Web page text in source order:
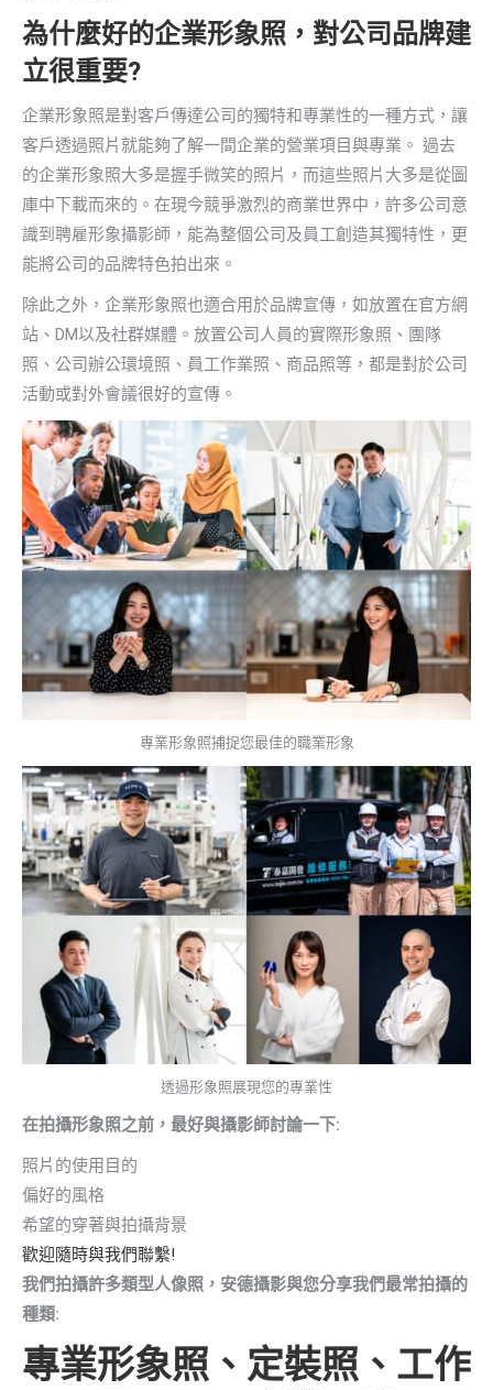
為什麼好的企業形象照，對公司品牌建
立很重要?
企業形象照是對客戶傳達公司的獨特和專業性的一種方式，讓
客戶透過照片就能夠了解一間企業的營業項目與專業。 過去
的企業形象照大多是握手微笑的照片，而這些照片大多是從圖
庫中下載而來的。在現今競爭激烈的商業世界中，許多公司意
識到聘雇形象攝影師，能為整個公司及員工創造其獨特性，更
能將公司的品牌特色拍出來。
除此之外，企業形象照也適合用於品牌宣傳，如放置在官方網
站、DM以及社群媒體。放置公司人員的實際形象照、團隊
照、公司辦公環境照、員工作業照、商品照等，都是對於公司
活動或對外會議很好的宣傳。
專業形象照捕捉您最佳的職業形象
透過形象照展現您的專業性
在拍攝形象照之前，最好與攝影師討論一下:
照片的使用目的
偏好的風格
希望的穿著與拍攝背景
歡迎隨時與我們聯繫!
我們拍攝許多類型人像照，安德攝影與您分享我們最常拍攝的
種類:
專業形象照、定裝照、工作